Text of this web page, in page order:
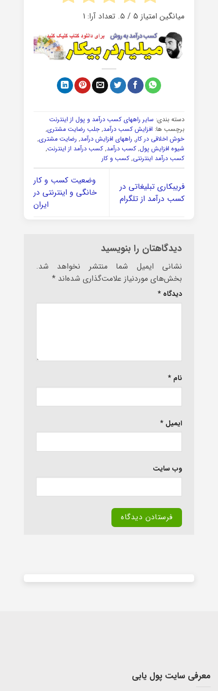
میانگین امتیاز 5/ ۵. تعداد آرا: 1
دسته بندی: سایر راههای کسب درآمد و پول از اینترنت
برچسب ها: افزایش کسب درآمد, جلب رضایت مشتری,
خوش اخلاقی در کار, راههای افزایش درآمد, رضایت مشتری,
شیوه افزایش پول, کسب درآمد, کسب درآمد از اینترنت,
کسب درآمد اینترنتی, کسب و کار
فریبکاری تبلیغاتی در
کسب درآمد از تلگرام
وضعیت کسب و کار
خانگی و اینترنتی در
ایران
دیدگاهتان را بنویسید
نشانی ایمیل شما منتشر نخواهد شد.
بخش‌های موردنیاز علامت‌گذاری شده‌اند *
دیدگاه *
نام *
ایمیل *
وب‌ سایت
معرفی سایت پول یابی